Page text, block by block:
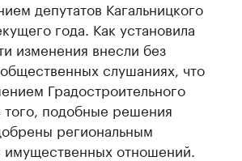
депутатов Кагальницкого
года. Как установила
изменения внесли без
слушаниях, что
Градостроительного
подобные решения
региональным
отношений.